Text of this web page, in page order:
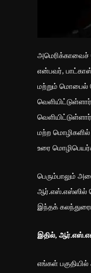
அமெரிக்காவைச்
என்பவர்,
மற்றும் மொபைல்
மற்ற மொழிகளில்
உரை
பெரும்பாலும்
ஆர்.எஸ்.எஸ்ஸில்
இந்தக்
இதில்,
எங்கள்